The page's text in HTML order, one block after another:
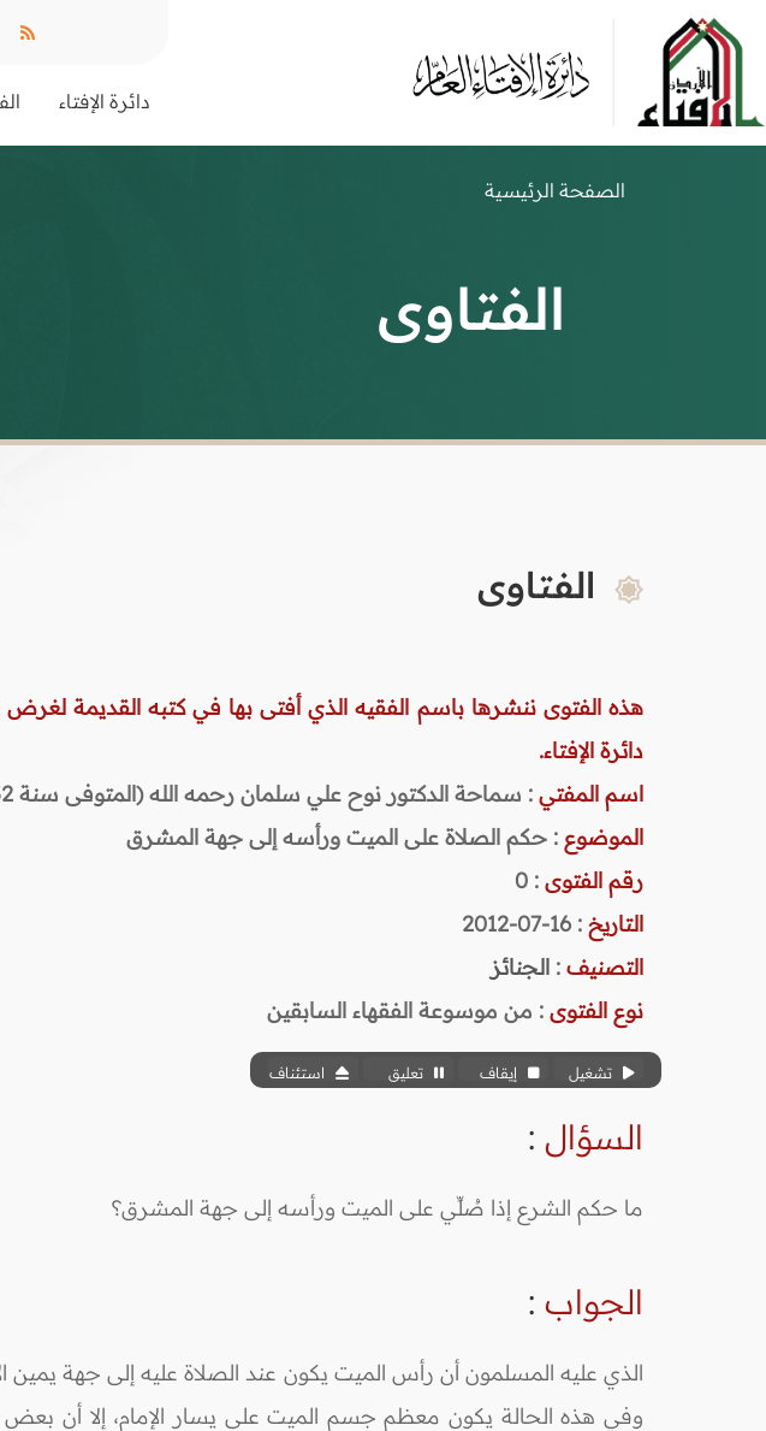
دائرة الإفتاء
الصفحة الرئيسية
الفتاوى
الفتاوى
هذه الفتوى ننشرها باسم الفقيه الذي أفتى بها في كتبه القديمة
دائرة الإفتاء.
اسم المفتي : سماحة الدكتور نوح علي سلمان رحمه الله (المتوفى سنة 1432هـ)
الموضوع : حكم الصلاة على الميت ورأسه إلى جهة المشرق
رقم الفتوى :
0
التاريخ : 16-07-2012
التصنيف : الجنائز
نوع الفتوى : من موسوعة الفقهاء السابقين
تشغيل إيقاف تعليق استئناف
السؤال :
ما حكم الشرع إذا صُلِّي على الميت ورأسه إلى جهة المشرق؟
الجواب :
الذي عليه المسلمون أن رأس الميت يكون عند الصلاة عليه إلى جهة يمين
وفي هذه الحالة يكون معظم جسم الميت على يسار الإمام، إلا أن بعض